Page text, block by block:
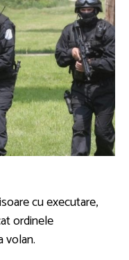
cu executare,
ordinele
volan.